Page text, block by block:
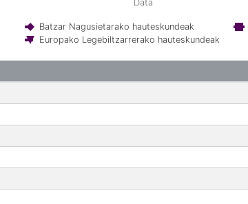
Data
Batzar Nagusietarako hauteskundeak
Europako Legebiltzarrerako hauteskundeak